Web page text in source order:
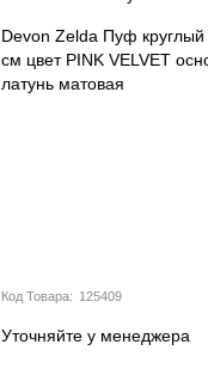
Devon Zelda Пуф круглый
см цвет PINK VELVET
латунь матовая
125409
Уточняйте у менеджера